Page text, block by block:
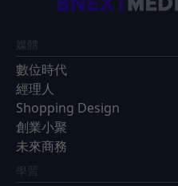
媒體
數位時代
經理人
Shopping Design
創業小聚
未來商務
學習